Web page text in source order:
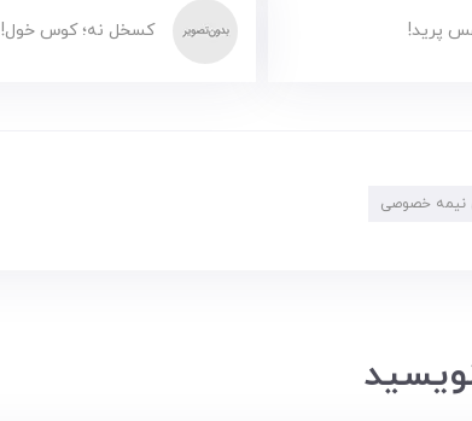
پرید! کسخل نه؛ کوس خول!
نیمه خصوصی